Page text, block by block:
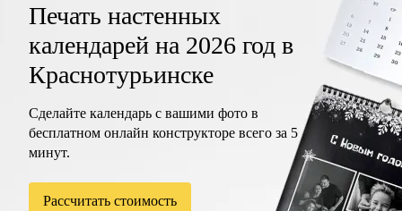
Печать настенных
календарей на 2026 год в
Краснотурьинске
Сделайте календарь с вашими фото в
бесплатном онлайн конструкторе всего за 5
минут.
Рассчитать стоимость